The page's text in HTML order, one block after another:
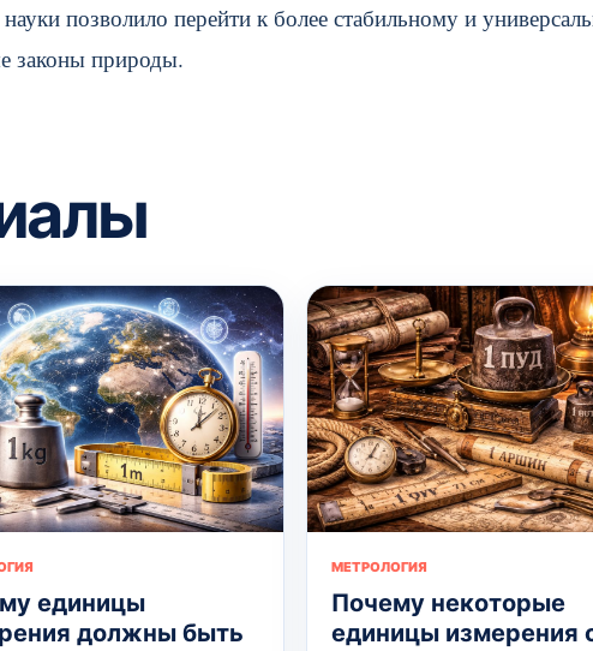
позволило перейти к более стабильному и
законы природы.
единицы
должны быть
МЕТРОЛОГИЯ
Почему некоторые
единицы измерения